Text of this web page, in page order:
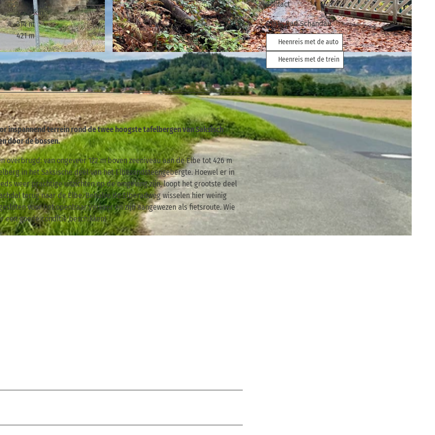
© Tourismusverband Sächsische Schweiz
22,56 km
314 m
421 m
inspannend terrein rond de twee hoogste tafelbergen van Saksisch
door de bossen.
van ongeveer 122 m boven zeeniveau aan de Elbe tot 426 m
in het Saksische deel van het Elbezandsteengebergte. Hoewel er in
weer prachtige uitzichten op de omgeving zijn, loopt het grootste deel
terug naar de Elbe. Behalve de Elberadweg wisselen hier weinig
voor het openbaar verkeer en zijn aangewezen als fietsroute. Wie
een goede conditie beschikken!
Contact
01814Bad Schandau
Heenreis met de auto
Heenreis met de trein